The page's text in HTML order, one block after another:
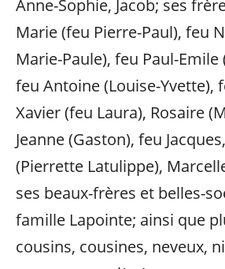
Anne-Sophie, Jacob; ses
Marie (feu Pierre-Paul), feu
Marie-Paule), feu Paul-Emile
feu Antoine (Louise-Yvette),
Xavier (feu Laura), Rosaire
Jeanne (Gaston), feu
(Pierrette Latulippe),
ses beaux-frères et belles-
famille Lapointe; ainsi que
cousins, cousines, neveux,